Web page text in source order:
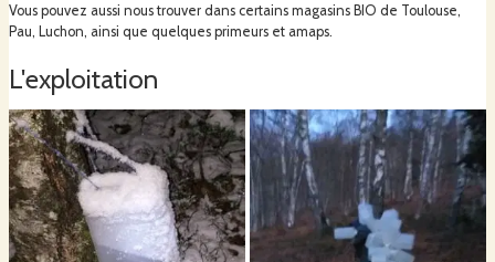
Vous pouvez aussi nous trouver dans certains magasins BIO de Toulouse,
Pau, Luchon, ainsi que quelques primeurs et amaps.
L'exploitation